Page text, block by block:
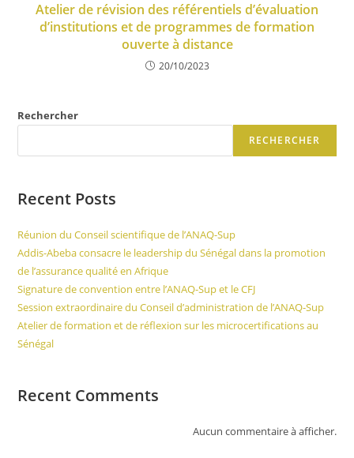
Atelier de révision des référentiels d’évaluation
d’institutions et de programmes de formation
ouverte à distance
20/10/2023
Rechercher
RECHERCHER
Recent Posts
Réunion du Conseil scientifique de l’ANAQ-Sup
Addis-Abeba consacre le leadership du Sénégal dans la promotion
de l’assurance qualité en Afrique
Signature de convention entre l’ANAQ-Sup et le CFJ
Session extraordinaire du Conseil d’administration de l’ANAQ-Sup
Atelier de formation et de réflexion sur les microcertifications au
Sénégal
Recent Comments
Aucun commentaire à afficher.